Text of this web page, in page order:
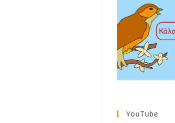
YouTube